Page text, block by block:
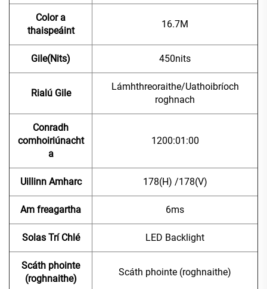
Color a
thaispeáint
16.7M
Gile(Nits) 450nits
Rialú Gile
Lámhthreoraithe/Uathoibríoch
roghnach
Conradh
comhoiriúnacht
a
1200:01:00
Uillinn Amharc 178(H) /178(V)
Am freagartha 6ms
Solas Trí Chlé LED Backlight
Scáth phointe
(roghnaithe)
Scáth phointe (roghnaithe)